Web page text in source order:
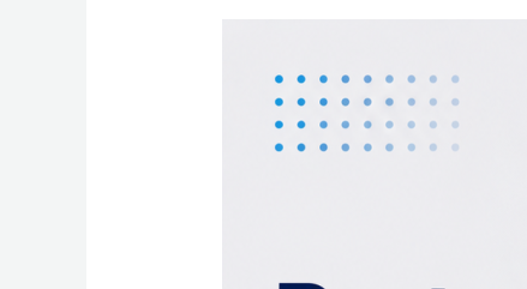
Etkileyen
Faktörler
Nelerdir?